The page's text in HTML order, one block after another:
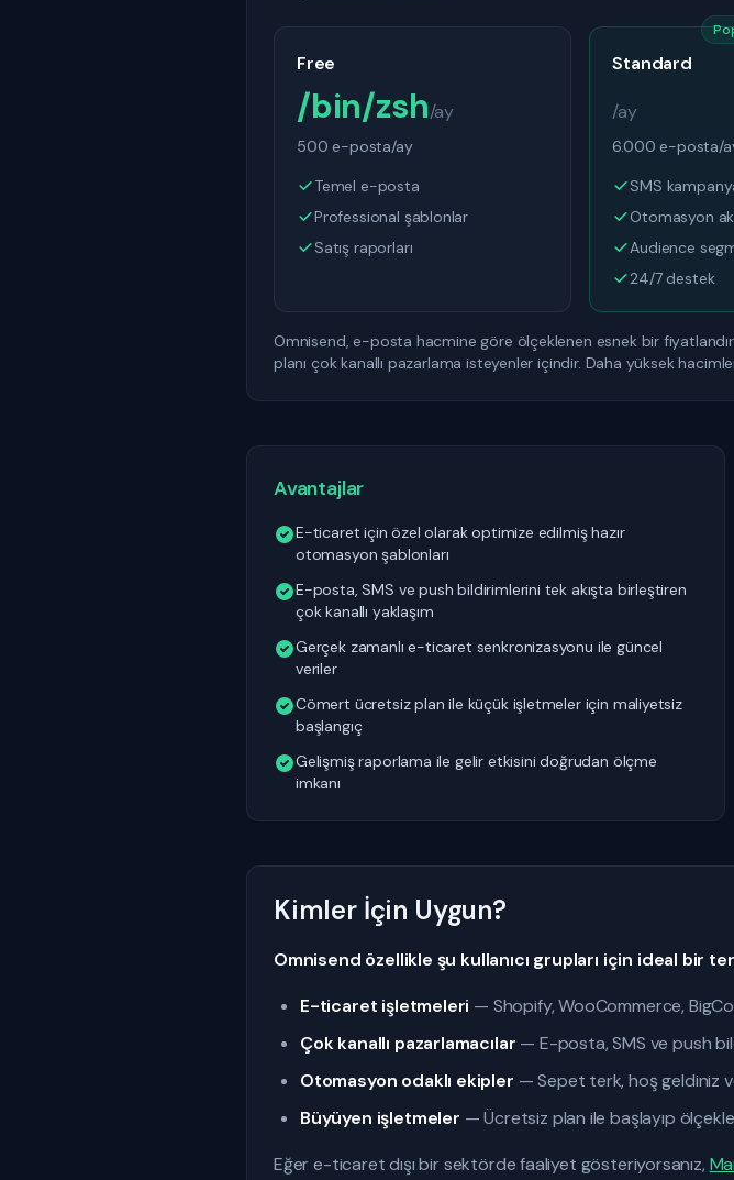
Free
/bin/zsh/ay
500 e-posta/ay
Temel e-posta
Professional şablonlar
Satış raporları
Standard
/ay
6.000 e-posta/
SMS
Otomasyon
Audience
24/7 destek
Omnisend, e-posta hacmine göre ölçeklenen esnek bir
planı çok kanallı pazarlama isteyenler içindir. Daha yüksek
Avantajlar
E-ticaret için özel olarak optimize edilmiş hazır
otomasyon şablonları
E-posta, SMS ve push bildirimlerini tek akışta birleştiren
çok kanallı yaklaşım
Gerçek zamanlı e-ticaret senkronizasyonu ile güncel
veriler
Cömert ücretsiz plan ile küçük işletmeler için maliyetsiz
başlangıç
Gelişmiş raporlama ile gelir etkisini doğrudan ölçme
imkanı
Kimler İçin Uygun?
Omnisend özellikle şu kullanıcı grupları için ideal bir
E-ticaret işletmeleri — Shopify, WooCommerce,
Çok kanallı pazarlamacılar — E-posta, SMS ve push
Otomasyon odaklı ekipler — Sepet terk, hoş geldiniz
Büyüyen işletmeler — Ücretsiz plan ile başlayıp
Eğer e-ticaret dışı bir sektörde faaliyet gösteriyorsanız,